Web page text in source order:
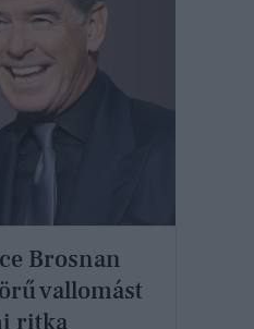
Brosnan
vallomást
ritka